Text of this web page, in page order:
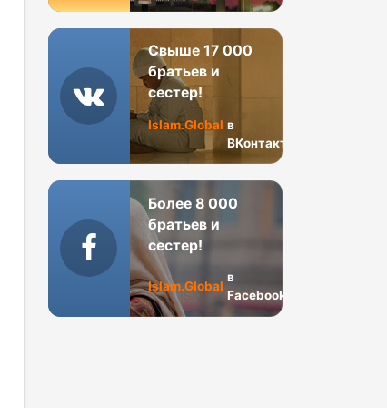
Свыше 17 000
братьев и
сестер!
Islam.Global в
ВКонтакте
Более 8 000
братьев и
сестер!
Islam.Global
в
Facebook